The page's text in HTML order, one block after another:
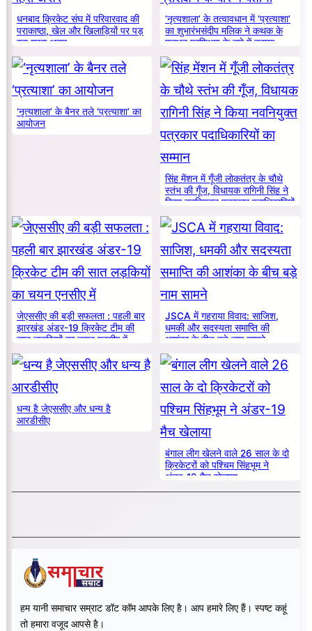
धनबाद क्रिकेट संघ में परिवारवाद की
पराकाष्ठा, खेल और खिलाड़ियों पर पड़
रहा गहरा असर
‘नृत्यशाला’ के तत्वावधान में ‘प्रत्याशा’
का शुभारंभसंदीप मलिक ने कथक के
मूलभूत प्रशिक्षण के बारे में बताया
‘नृत्यशाला’ के बैनर तले ‘प्रत्याशा’ का
आयोजन
सिंह मेंशन में गूँजी लोकतंत्र के चौथे
स्तंभ की गूँज, विधायक रागिनी सिंह ने
किया नवनियुक्त पत्रकार पदाधिकारियों
का सम्मान
जेएससीए की बड़ी सफलता : पहली बार
झारखंड अंडर-19 क्रिकेट टीम की
सात लड़कियों का चयन एनसीए में
JSCA में गहराया विवाद: साजिश,
धमकी और सदस्यता समाप्ति की
आशंका के बीच बड़े नाम सामने
धन्य है जेएससीए और धन्य है
आरडीसीए
बंगाल लीग खेलने वाले 26 साल के दो
क्रिकेटरों को पश्चिम सिंहभूम ने
अंडर-19 मैच खेलाया
हम यानी समाचार सम्राट डॉट कॉम आपके लिए है। आप हमारे लिए हैं। स्पष्ट कहूं
तो हमारा वजूद आपसे है।